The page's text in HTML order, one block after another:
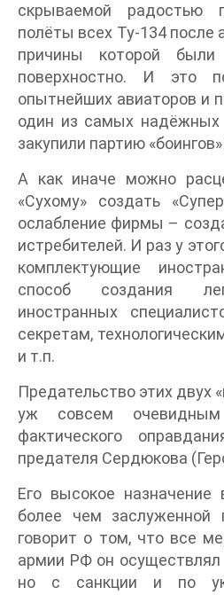
скрываемой радостью
полёты всех Ту-134 после
причины которой
поверхностно. И это
опытнейших авиаторов и
один из самых надёжных
закупили партию
А как иначе можно
«Сухому» создать
ослабление фирмы –
истребителей. И раз у
комплектующие
способ создания
иностранных
секретам,
и т.п.
Предательство этих двух
уж совсем очевидным
фактического
предателя Сердюкова
Его высокое
более чем заслуженной
говорит о том, что все
армии РФ он
но с санкции и по